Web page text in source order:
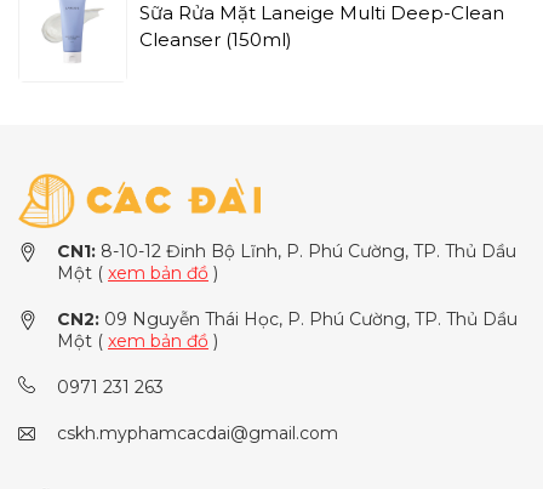
Sữa Rửa Mặt Laneige Multi Deep-Clean
Cleanser (150ml)
CN1: 8-10-12 Đinh Bộ Lĩnh, P. Phú Cường, TP. Thủ Dầu
Một ( xem bản đồ )
CN2: 09 Nguyễn Thái Học, P. Phú Cường, TP. Thủ Dầu
Một ( xem bản đồ )
0971 231 263
cskh.myphamcacdai@gmail.com